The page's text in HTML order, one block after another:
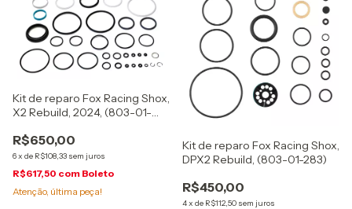
Kit de reparo Fox Racing Shox,
X2 Rebuild, 2024, (803-01-
R$650,00
6x de R$108,33 sem juros
R$617,50 com Boleto
Atenção, última peça!
Kit de reparo Fox Racing Shox,
DPX2 Rebuild, (803-01-283)
R$450,00
4x de R$112,50 sem juros